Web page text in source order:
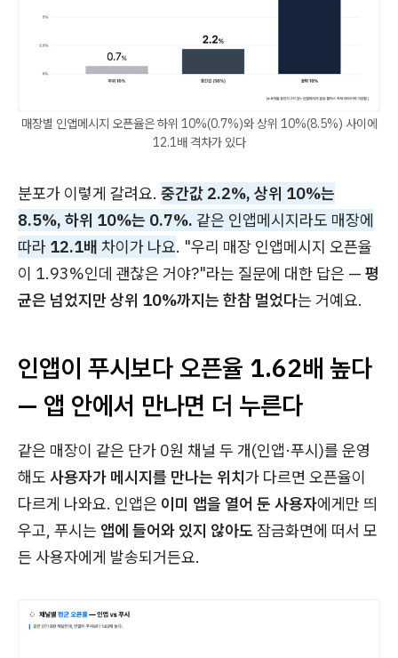
매장별 인앱메시지 오픈율은 하위 10%(0.7%)와 상위 10%(8.5%) 사이에
12.1배 격차가 있다
분포가 이렇게 갈려요. 중간값 2.2%, 상위 10%는
8.5%, 하위 10%는 0.7%. 같은 인앱메시지라도 매장에
따라 12.1배 차이가 나요. "우리 매장 인앱메시지 오픈율
이 1.93%인데 괜찮은 거야?"라는 질문에 대한 답은 — 평
균은 넘었지만 상위 10%까지는 한참 멀었다는 거예요.
인앱이 푸시보다 오픈율 1.62배 높다
— 앱 안에서 만나면 더 누른다
같은 매장이 같은 단가 0원 채널 두 개(인앱·푸시)를 운영
해도 사용자가 메시지를 만나는 위치가 다르면 오픈율이
다르게 나와요. 인앱은 이미 앱을 열어 둔 사용자에게만 띄
우고, 푸시는 앱에 들어와 있지 않아도잠금화면에 떠서 모
든 사용자에게 발송되거든요.